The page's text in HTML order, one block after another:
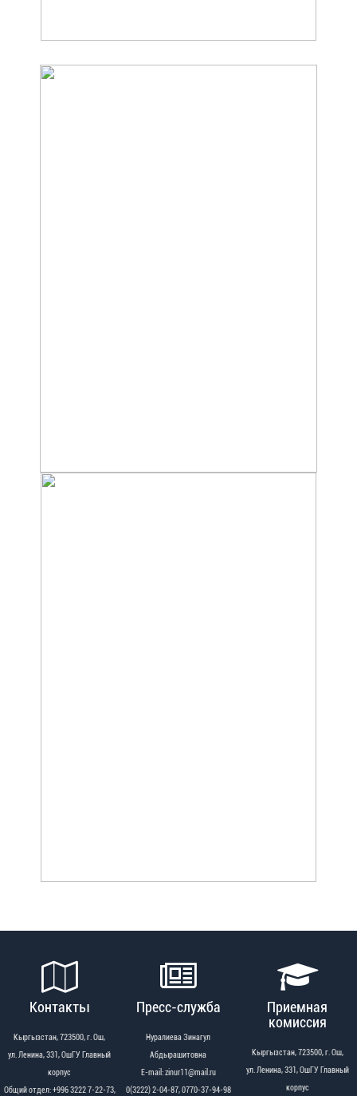
Контакты
Кыргызстан, 723500, г. Ош,
ул. Ленина, 331, ОшГУ Главный
корпус
Общий отдел: +996 3222 7-22-73,
Пресс-служба
Нуралиева Зинагул
Абдырашитовна
Е-mail: zinur11@mail.ru
0(3222) 2-04-87, 0770-37-94-98
Приемная
комиссия
Кыргызстан, 723500, г. Ош,
ул. Ленина, 331, ОшГУ Главный
корпус